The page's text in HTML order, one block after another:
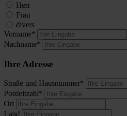
Herr
Frau
divers
Vorname*
Nachname*
Ihre Adresse
Straße und Hausnummer*
Postleitzahl*
Ort
Land